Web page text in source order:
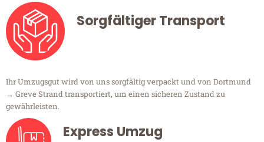
Sorgfältiger Transport
Ihr Umzugsgut wird von uns sorgfältig verpackt und von Dortmund
→ Greve Strand transportiert, um einen sicheren Zustand zu
gewährleisten.
Express Umzug